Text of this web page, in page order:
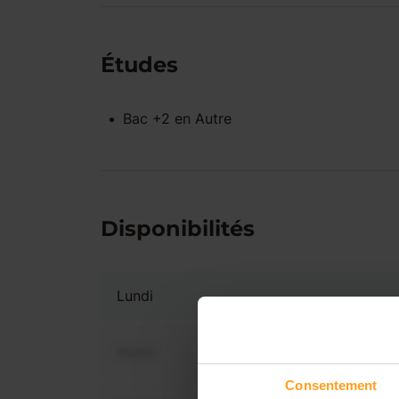
Consentement
Études
Bac +2 en Autre
Disponibilités
Lundi